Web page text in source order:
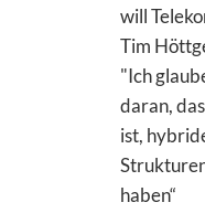
will
Tim
"Ich
daran,
ist,
haben“